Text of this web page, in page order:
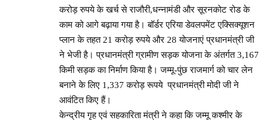
करोड़ रुपये के खर्च से राजौरी,धन्नामंडी और सूरनकोट रोड के
काम को आगे बढ़ाया गया है। बॉर्डर एरिया डेवलपमेंट एक्सिक्यूशन
प्लान के तहत 21 करोड़ रुपये और 28 योजनाएं प्रधानमंत्री जी
ने भेजी है। प्रधानमंत्री ग्रामीण सड़क योजना के अंतर्गत 3,167
किमी सड़क का निर्माण किया है। जम्मू-पुंछ राजमार्ग को चार लेन
बनाने के लिए 1,337 करोड़ रूपये प्रधानमंत्री मोदी जी ने
आवंटित किए हैं।
केन्द्रीय गृह एवं सहकारिता मंत्री ने कहा कि जम्मू कश्मीर के